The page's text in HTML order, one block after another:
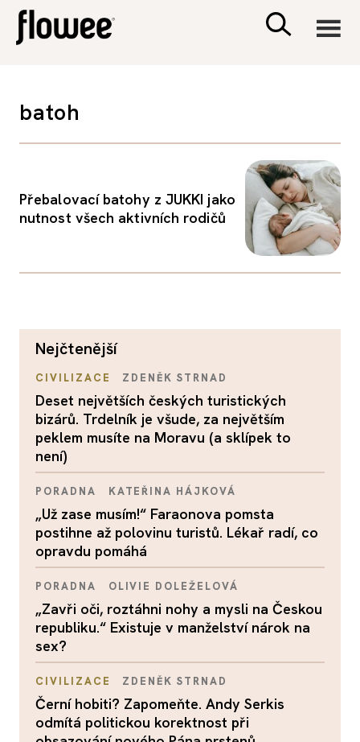
PORADNA
batoh
Přebalovací batohy z JUKKI jako
nutnost všech aktivních rodičů
nejčtenější
CIVILIZACE ZDENĚK STRNAD
Deset největších českých turistických
bizárů. Trdelník je všude, za největším
peklem musíte na Moravu (a sklípek to
není)
PORADNA KATEŘINA HÁJKOVÁ
„Už zase musím!“ Faraonova pomsta
postihne až polovinu turistů. Lékař radí, co
opravdu pomáhá
PORADNA OLIVIE DOLEŽELOVÁ
„Zavři oči, roztáhni nohy a mysli na Českou
republiku.“ Existuje v manželství nárok na
sex?
CIVILIZACE ZDENĚK STRNAD
Černí hobiti? Zapomeňte. Andy Serkis
odmítá politickou korektnost při